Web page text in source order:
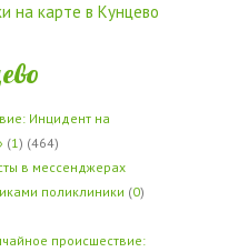
на карте в Кунцево
Инцидент на
(1) (464)
в мессенджерах
поликлиники (0)
происшествие: